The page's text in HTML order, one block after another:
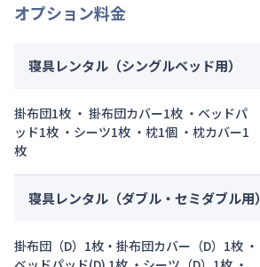
オプション料金
寝具レンタル（シングルベッド用）
掛布団1枚 ・ 掛布団カバー1枚 ・ベッドパ
ッド1枚 ・シーツ1枚 ・枕1個 ・枕カバー1
枚
寝具レンタル（ダブル・セミダブル用）
掛布団（D）1枚・掛布団カバー（D）1枚 ・